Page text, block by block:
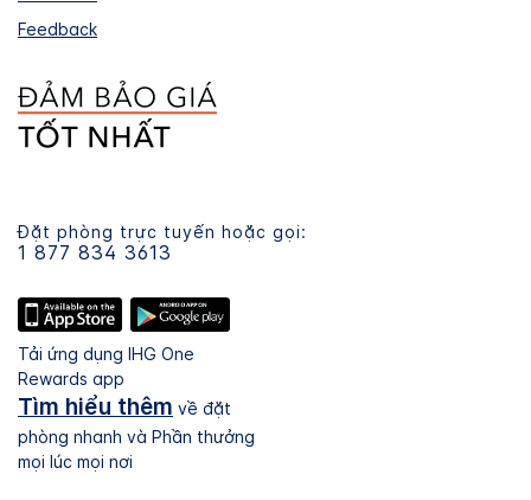
Feedback
Đặt phòng trực tuyến hoặc gọi:
1 877 834 3613
Tải ứng dụng IHG One
Rewards app
Tìm hiểu thêm về đặt
phòng nhanh và Phần thưởng
mọi lúc mọi nơi